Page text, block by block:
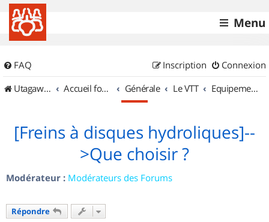
Menu
FAQ Connexion
Inscription
UtagawaVTT (Randos VTT et VTTAE avec traces GPS)
Accueil forum Générale Le VTT Equipements et Accessoires
[Freins à disques hydroliques]--
>Que choisir ?
Modérateur : Modérateurs des Forums
Répondre